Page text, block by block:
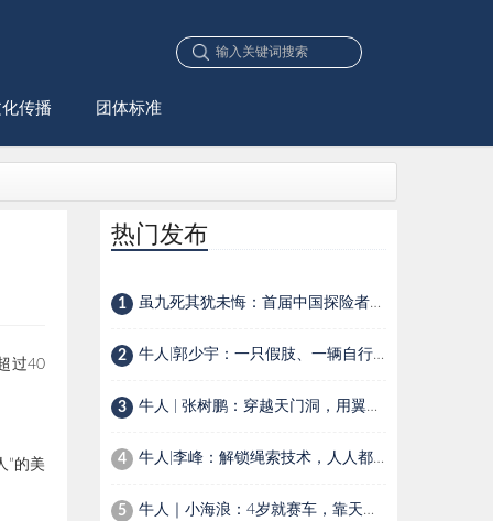
传播 团体标准
过40
”的美
热门发布
1 虽九死其犹未悔：首届中国探险者大会之“中国探险英雄”榜
2 牛人|郭少宇：一只假肢、一辆自行车，一位90后少年的生存选择
3 牛人 | 张树鹏：穿越天门洞，用翼装飞行在空中穿针引线
4 牛人|李峰：解锁绳索技术，人人都是探险家
5 牛人｜小海浪：4岁就赛车，靠天赋还是家里有矿？